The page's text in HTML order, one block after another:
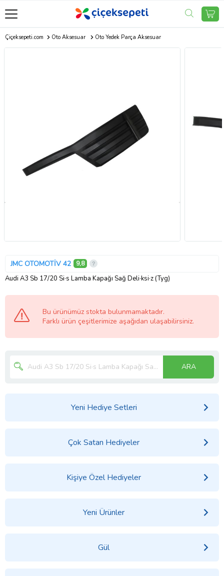
Çiçeksepeti.com Oto Aksesuar Oto Yedek Parça Aksesuar
JMC OTOMOTİV 42 9,8
Audi A3 Sb 17/20 Si·s Lamba Kapağı Sağ Deli·ksi·z (Tyg)
Bu ürünümüz stokta bulunmamaktadır.
Farklı ürün çeşitlerimize aşağıdan ulaşabilirsiniz.
ARA
Yeni Hediye Setleri
Çok Satan Hediyeler
Kişiye Özel Hediyeler
Yeni Ürünler
Gül